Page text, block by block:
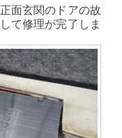
面玄関のドアの故
て修理が完了しま